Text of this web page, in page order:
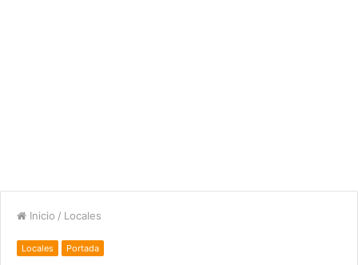
Inicio / Locales
Locales Portada